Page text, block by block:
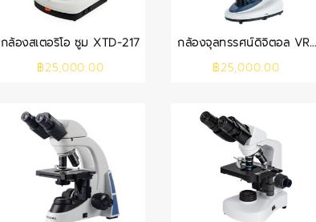
กล้องสเตอริโอ ซูม XTD-217
฿25,000.00
กล้องจุลทรรศน์ดิจิตอล VR-
167S
฿25,000.00